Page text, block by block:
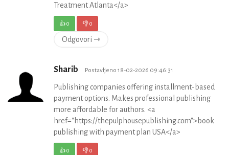
Treatment Atlanta</a>
👍0 👎0
Odgovori ⇾
Sharib Postavljeno 18-02-2026 09:46:31
Publishing companies offering installment-based
payment options. Makes professional publishing
more affordable for authors. <a
href="https://thepulphousepublishing.com">book
publishing with payment plan USA</a>
👍0 👎0